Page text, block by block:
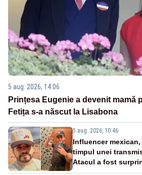
5 aug. 2026, 14:06
Prințesa Eugenie a devenit mamă
Fetița s-a născut la Lisabona
5 aug. 2026, 10:46
Influencer
timpul unei
Atacul a fost